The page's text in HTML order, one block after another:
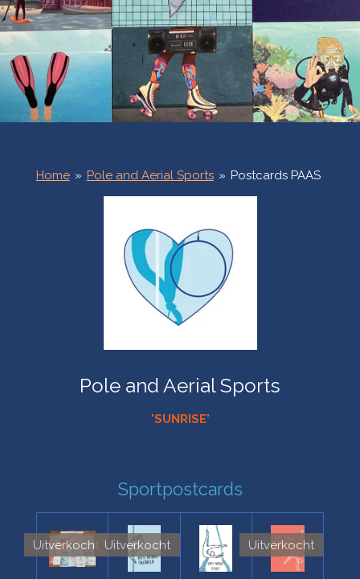
Home » Pole and Aerial Sports » Postcards PAAS
Pole and Aerial Sports
'SUNRISE'
Sportpostcards
Uitverkocht Uitverkocht Uitverkocht